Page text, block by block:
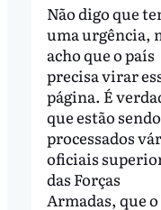
Não digo que
uma urgência,
acho que o país
precisa virar
página. É
que estão sendo
processados
oficiais
das Forças
Armadas, que o